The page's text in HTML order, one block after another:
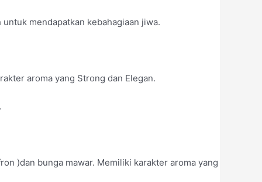
mendapatkan kebahagiaan jiwa.
aroma yang Strong dan Elegan.
)dan bunga mawar. Memiliki karakter aroma yang